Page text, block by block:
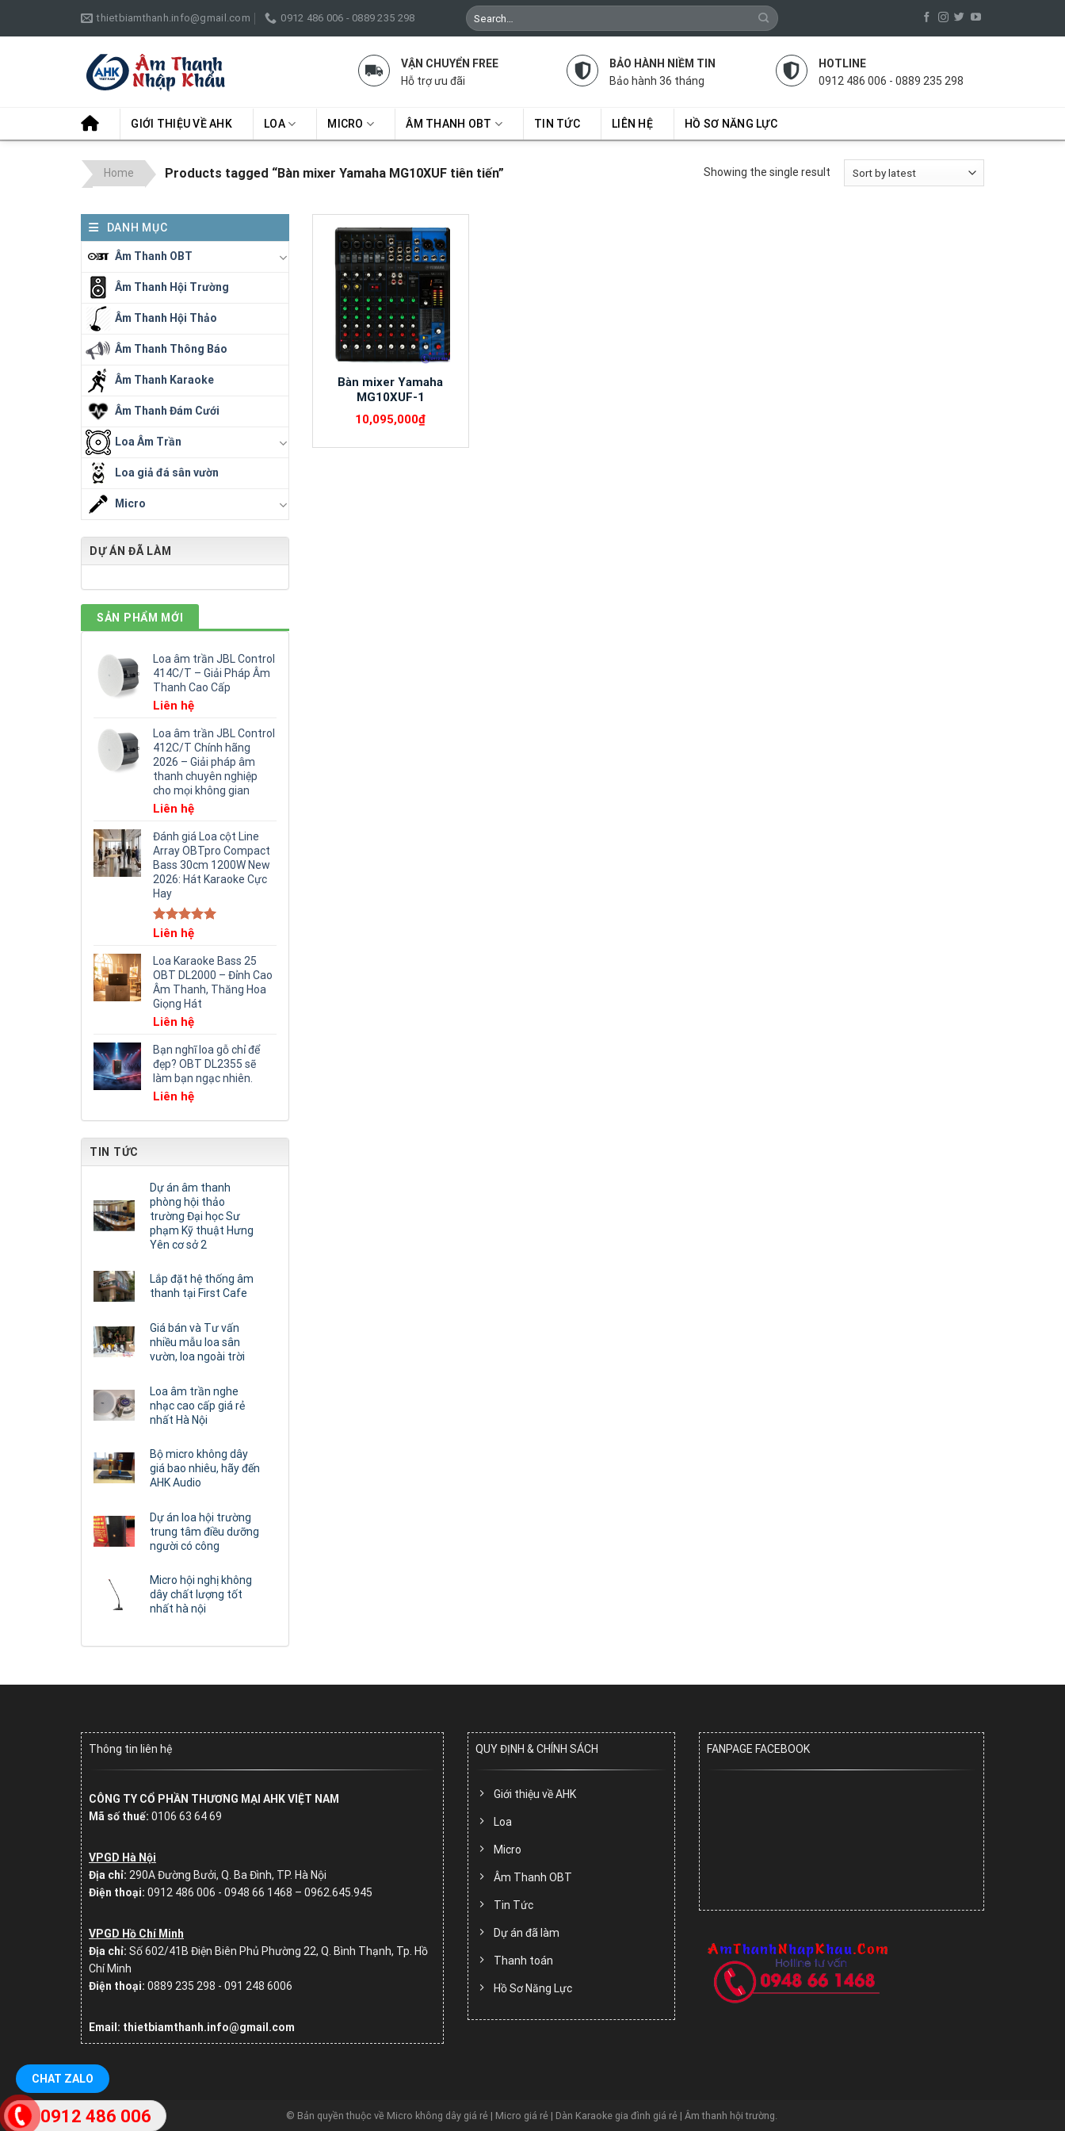
thietbiamthanh.info@gmail.com 0912 486 006 - 0889 235 298
Search
for:
VẬN CHUYỂN FREE
Hỗ trợ ưu đãi
BẢO HÀNH NIỀM TIN
Bảo hành 36 tháng
HOTLINE
0912 486 006 - 0889 235 298
GIỚI THIỆU VỀ AHK LOA MICRO ÂM THANH OBT TIN TỨC LIÊN HỆ HỒ SƠ NĂNG LỰC
Home Products tagged “Bàn mixer Yamaha MG10XUF tiên tiến” Showing the single result
DANH MỤC
Âm Thanh OBT
Âm Thanh Hội Trường
Âm Thanh Hội Thảo
Âm Thanh Thông Báo
Âm Thanh Karaoke
Âm Thanh Đám Cưới
Loa Âm Trần
Loa giả đá sân vườn
Micro
DỰ ÁN ĐÃ LÀM
SẢN PHẨM MỚI
Loa âm trần JBL Control
414C/T – Giải Pháp Âm
Thanh Cao Cấp
Liên hệ
Loa âm trần JBL Control
412C/T Chính hãng
2026 – Giải pháp âm
thanh chuyên nghiệp
cho mọi không gian
Liên hệ
Đánh giá Loa cột Line
Array OBTpro Compact
Bass 30cm 1200W New
2026: Hát Karaoke Cực
Hay
Rated5.00
Liên hệ
Loa Karaoke Bass 25
OBT DL2000 – Đỉnh Cao
Âm Thanh, Thăng Hoa
Giọng Hát
Liên hệ
Bạn nghĩ loa gỗ chỉ để
đẹp? OBT DL2355 sẽ
làm bạn ngạc nhiên.
Liên hệ
TIN TỨC
Dự án âm thanh
phòng hội thảo
trường Đại học Sư
phạm Kỹ thuật Hưng
Yên cơ sở 2
Lắp đặt hệ thống âm
thanh tại First Cafe
Giá bán và Tư vấn
nhiều mẫu loa sân
vườn, loa ngoài trời
Loa âm trần nghe
nhạc cao cấp giá rẻ
nhất Hà Nội
Bộ micro không dây
giá bao nhiêu, hãy đến
AHK Audio
Dự án loa hội trường
trung tâm điều dưỡng
người có công
Micro hội nghị không
dây chất lượng tốt
nhất hà nội
Bàn mixer Yamaha
MG10XUF-1
10,095,000₫
Thông tin liên hệ
CÔNG TY CỔ PHẦN THƯƠNG MẠI AHK VIỆT NAM
Mã số thuế: 0106 63 64 69
VPGD Hà Nội
Địa chỉ: 290A Đường Bưởi, Q. Ba Đình, TP. Hà Nội
Điện thoại: 0912 486 006 - 0948 66 1468 – 0962.645.945
VPGD Hồ Chí Minh
Địa chỉ: Số602/41B Điện Biên Phủ Phường 22, Q. Bình Thạnh, Tp. Hồ
Chí Minh
Điện thoại: 0889 235 298 - 091 248 6006
Email: thietbiamthanh.info@gmail.com
QUY ĐỊNH & CHÍNH SÁCH
Giới thiệu về AHK
Loa
Micro
Âm Thanh OBT
Tin Tức
Dự án đã làm
Thanh toán
Hồ Sơ Năng Lực
FANPAGE FACEBOOK
© Bản quyền thuộc về Micro không dây giá rẻ | Micro giá rẻ | Dàn Karaoke gia đình giá rẻ | Âm thanh hội trường.
CHAT ZALO
0912 486 006